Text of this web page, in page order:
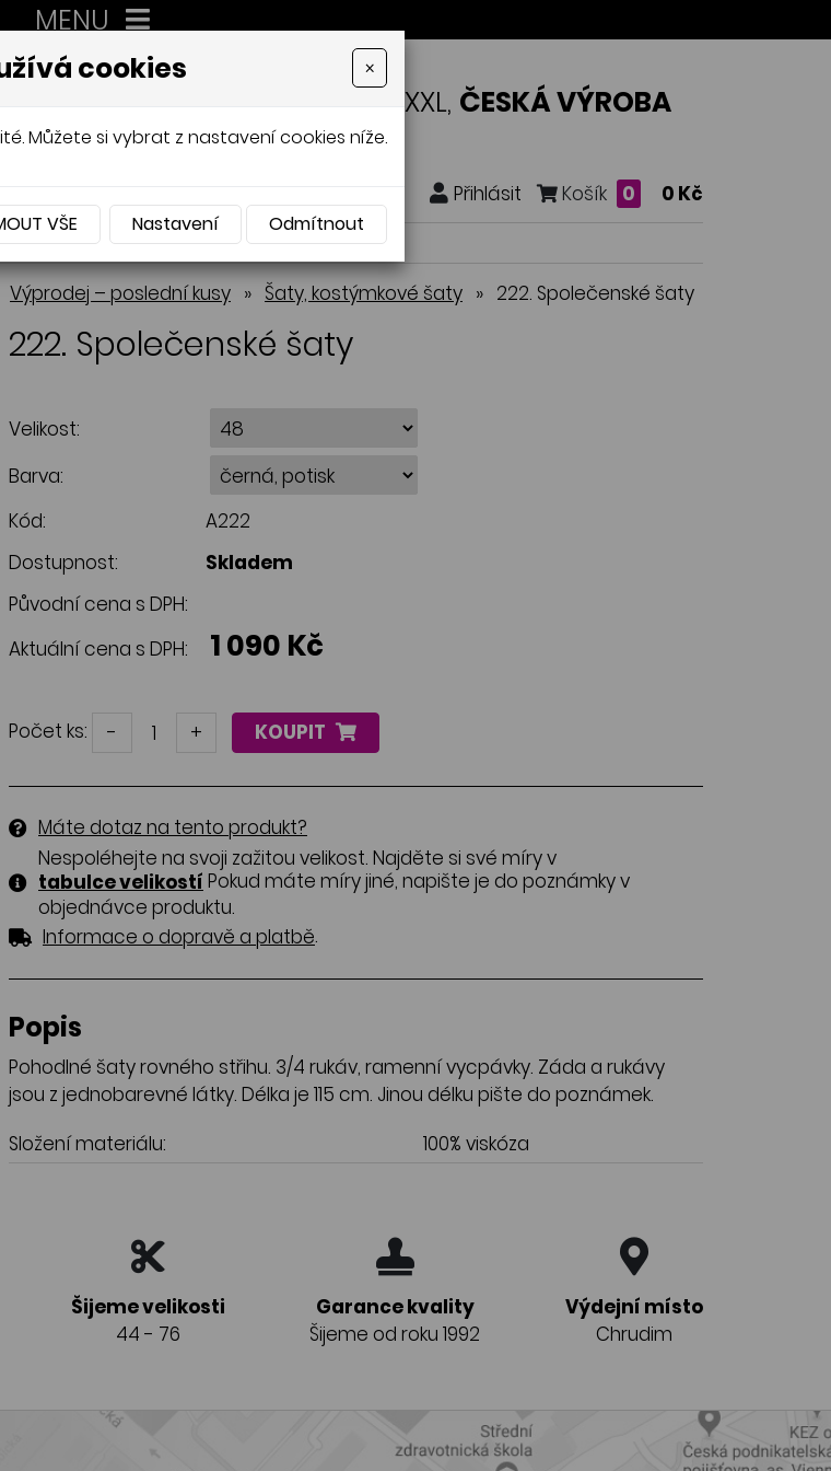
MENU
ŠITÍ, DÁMSKÉ VELIKOSTI XXL, ČESKÁ VÝROBA
Přihlásit Košík 0 0 Kč
NABÍDKA
Výprodej – poslední kusy » Šaty, kostýmkové šaty » 222. Společenské šaty
222. Společenské šaty
Velikost:
Barva:
Kód:
A222
Dostupnost:
Skladem
Původní cena s DPH:
Aktuální cena s DPH:
1 090 Kč
Počet ks: - + KOUPIT
Máte dotaz na tento produkt?
Nespoléhejte na svoji zažitou velikost. Najděte si své míry v
tabulce velikostí Pokud máte míry jiné, napište je do poznámky v
objednávce produktu.
Informace o dopravě a platbě.
Popis
Pohodlné šaty rovného střihu. 3/4 rukáv, ramenní vycpávky. Záda a rukávy
jsou z jednobarevné látky. Délka je 115 cm. Jinou délku pište do poznámek.
Složení materiálu:
100% viskóza
Šijeme velikosti
44 - 76
Garance kvality
Šijeme od roku 1992
Výdejní místo
Chrudim
cookies ×
Můžete si vybrat z nastavení cookies níže.
VŠE Nastavení Odmítnout